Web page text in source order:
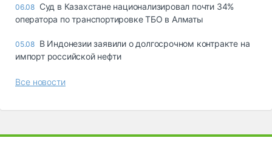
06.08 Суд в Казахстане национализировал почти 34%
оператора по транспортировке ТБО в Алматы
05.08 В Индонезии заявили о долгосрочном контракте на
импорт российской нефти
Все новости